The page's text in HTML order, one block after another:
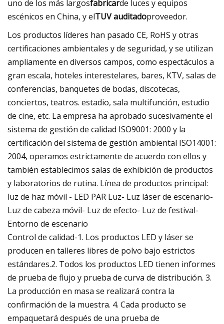
uno de los más largosfabricarde luces y equipos
escénicos en China, y elTUV auditadoproveedor.
Los productos líderes han pasado CE, RoHS y otras
certificaciones ambientales y de seguridad, y se utilizan
ampliamente en diversos campos, como espectáculos a
gran escala, hoteles interestelares, bares, KTV, salas de
conferencias, banquetes de bodas, discotecas,
conciertos, teatros. estadio, sala multifunción, estudio
de cine, etc. La empresa ha aprobado sucesivamente el
sistema de gestión de calidad ISO9001: 2000 y la
certificación del sistema de gestión ambiental ISO14001:
2004, operamos estrictamente de acuerdo con ellos y
también establecimos salas de exhibición de productos
y laboratorios de rutina. Línea de productos principal:
luz de haz móvil - LED PAR Luz- Luz láser de escenario-
Luz de cabeza móvil- Luz de efecto- Luz de festival-
Entorno de escenario
Control de calidad-1. Los productos LED y láser se
producen en talleres libres de polvo bajo estrictos
estándares.2. Todos los productos LED tienen informes
de prueba de flujo y prueba de curva de distribución. 3.
La producción en masa se realizará contra la
confirmación de la muestra. 4. Cada producto se
empaquetará después de una prueba de